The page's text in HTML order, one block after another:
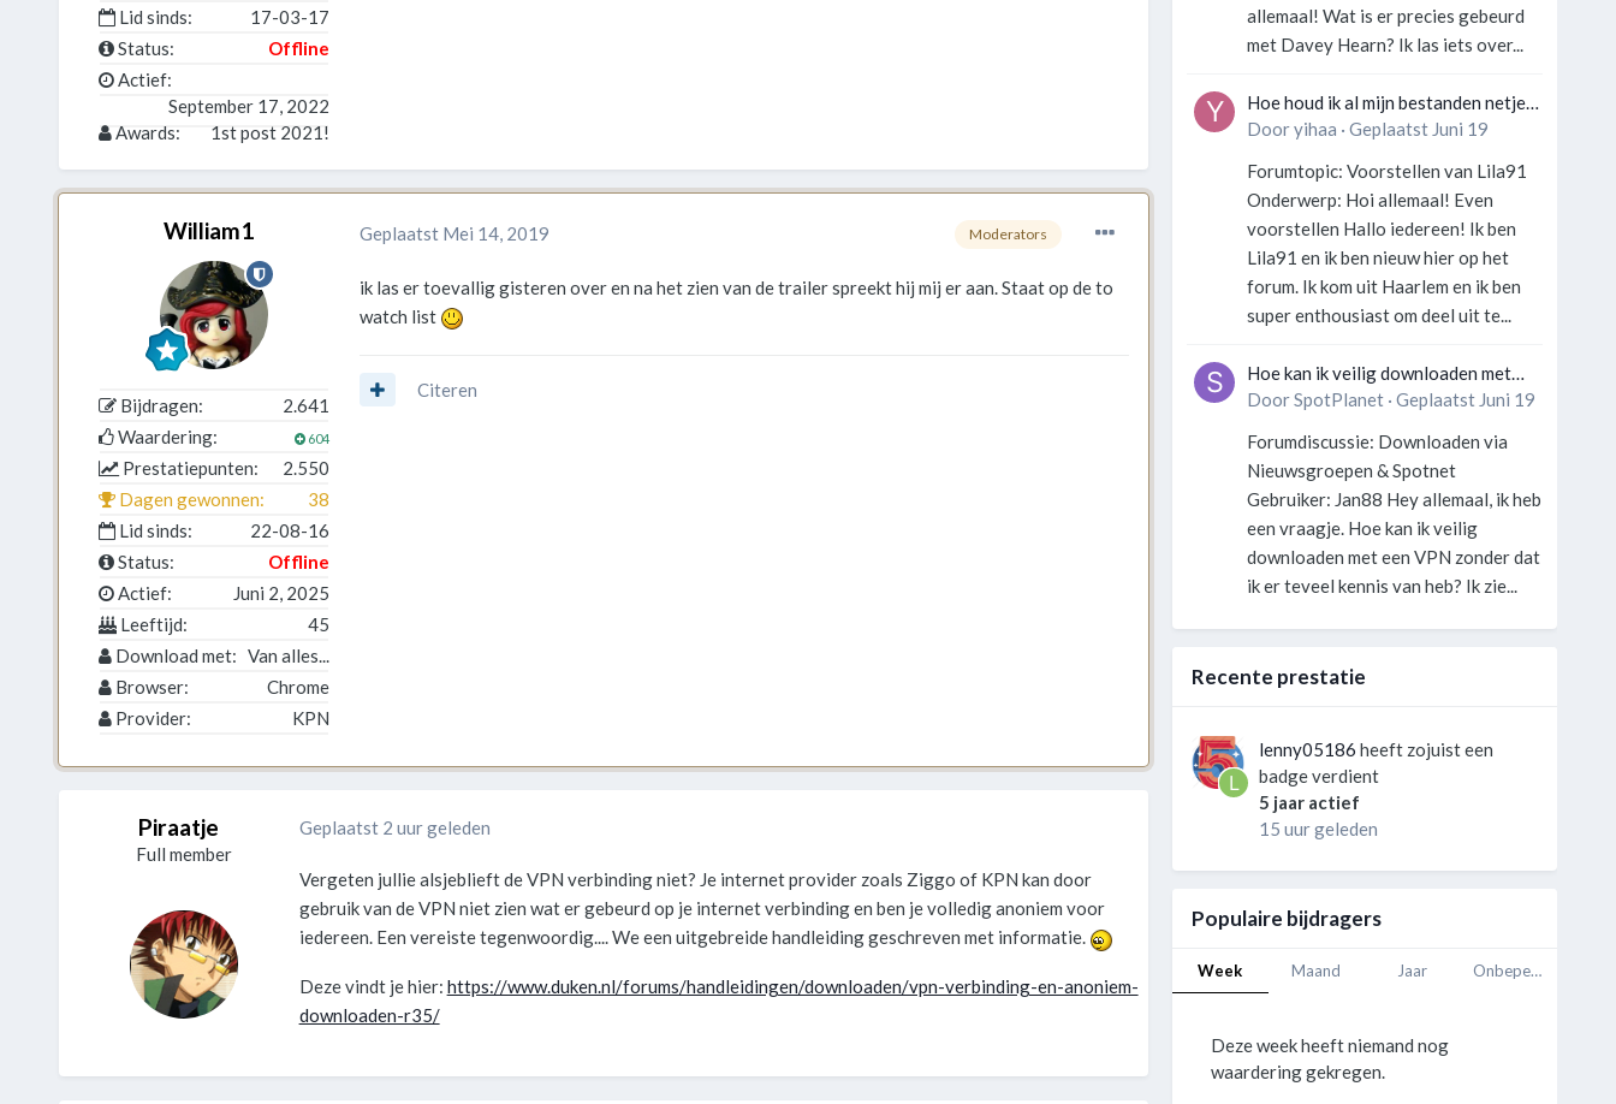
Lid sinds:
17-03-17
Status:
Offline
Actief:
September 17, 2022
Awards:
1st post 2021!
William1
Bijdragen:
2.641
Waardering:
604
Prestatiepunten:
2.550
Dagen gewonnen:
38
Lid sinds:
22-08-16
Status:
Offline
Actief:
Juni 2, 2025
Leeftijd:
45
Download met: Van alles...
Browser:
Chrome
Provider:
KPN
Moderators
Geplaatst Mei 14, 2019
ik las er toevallig gisteren over en na het zien van de trailer spreekt hij mij er aan. Staat op de to
watch list
Citeren
Piraatje
Full member
Geplaatst 2 uur geleden
Vergeten jullie alsjeblieft de VPN verbinding niet? Je internet provider zoals Ziggo of KPN kan door
gebruik van de VPN niet zien wat er gebeurd op je internet verbinding en ben je volledig anoniem voor
iedereen. Een vereiste tegenwoordig.... We een uitgebreide handleiding geschreven met informatie.
Deze vindt je hier: https://www.duken.nl/forums/handleidingen/downloaden/vpn-verbinding-en-anoniem-
downloaden-r35/
allemaal! Wat is er precies gebeurd
met Davey Hearn? Ik las iets over...
Hoe houd ik al mijn bestanden netjes
georganiseerd zonder gek te
Dooryihaa · Geplaatst Juni 19
Forumtopic: Voorstellen van Lila91
Onderwerp: Hoi allemaal! Even
voorstellen Hallo iedereen! Ik ben
Lila91 en ik ben nieuw hier op het
forum. Ik kom uit Haarlem en ik ben
super enthousiast om deel uit te...
Hoe kan ik veilig downloaden met
een VPN zonder technische kennis?
DoorSpotPlanet· Geplaatst Juni 19
Forumdiscussie: Downloaden via
Nieuwsgroepen & Spotnet
Gebruiker: Jan88 Hey allemaal, ik heb
een vraagje. Hoe kan ik veilig
downloaden met een VPN zonder dat
ik er teveel kennis van heb? Ik zie...
Recente prestatie
lenny05186 heeft zojuist een
badge verdient
5 jaar actief
15 uur geleden
Populaire bijdragers
Week Maand Jaar Onbeperkt
Deze week heeft niemand nog
waardering gekregen.